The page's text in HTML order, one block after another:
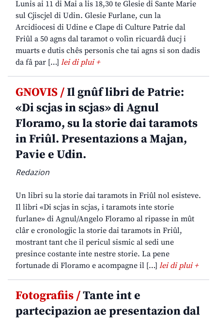
Lunis ai 11 di Mai a lis 18,30 te Glesie di Sante Marie
sul Cjiscjel di Udin. Glesie Furlane, cun la
Arcidiocesi di Udine e Clape di Culture Patrie dal
Friûl a 50 agns dal taramot o volìn ricuardâ ducj i
muarts e dutis chês personis che tai agns si son dadis
da fâ par […] lei di plui +
GNOVIS /Il gnûf libri de Patrie:
«Di scjas in scjas» di Agnul
Floramo, su la storie dai taramots
in Friûl. Presentazions a Majan,
Pavie e Udin.
Redazion
Un libri su la storie dai taramots in Friûl nol esisteve.
Il libri «Di scjas in scjas, i taramots inte storie
furlane» di Agnul/Angelo Floramo al ripasse in mût
clâr e cronologjic la storie dai taramots in Friûl,
mostrant tant che il pericul sismic al sedi une
presince costante inte nestre storie. La pene
fortunade di Floramo e acompagne il […] lei di plui +
Fotografiis /Tante int e
partecipazion ae presentazion dal